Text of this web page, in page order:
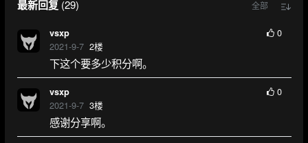
最新回复(29) 全部
vsxp
2021-9-7 2楼
0
下这个要多少积分啊。
vsxp
2021-9-7 3楼
0
感谢分享啊。